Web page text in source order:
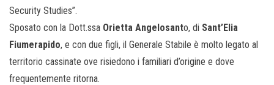
Security Studies”.
Sposato con la Dott.ssa Orietta Angelosanto, di Sant’Elia
Fiumerapido, e con due figli, il Generale Stabile è molto legato al
territorio cassinate ove risiedono i familiari d’origine e dove
frequentemente ritorna.